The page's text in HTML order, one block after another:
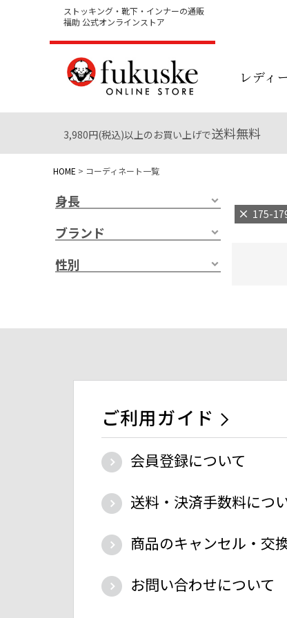
ストッキング・靴下・インナーの通販
福助 公式オンラインストア
レディ
3,980円(税込)以上のお買い上げで送料無料
HOME コーディネート一覧
身長
ブランド
性別
175-
ご利用ガイド
会員登録について
送料・決済手数料につ
商品のキャンセル・交
お問い合わせについて